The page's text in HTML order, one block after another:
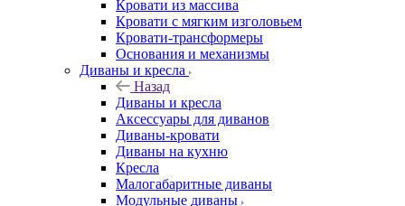
Кровати из массива
Кровати с мягким изголовьем
Кровати-трансформеры
Основания и механизмы
Диваны и кресла
Назад
Диваны и кресла
Аксессуары для диванов
Диваны-кровати
Диваны на кухню
Кресла
Малогабаритные диваны
Модульные диваны